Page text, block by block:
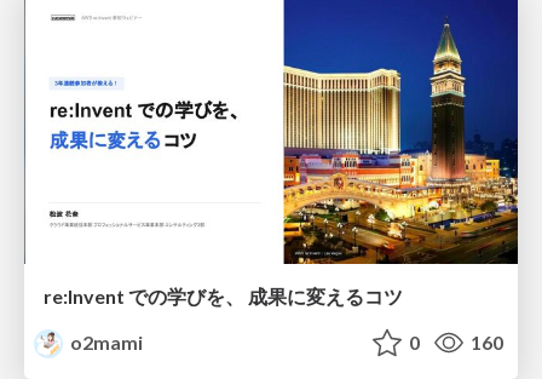
re:Invent での学びを、 成果に変えるコツ
o2mami
0 160